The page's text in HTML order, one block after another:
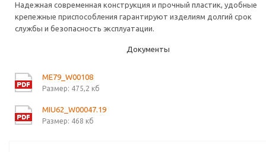
Надежная современная конструкция и прочный пластик, удобные
крепежные приспособления гарантируют изделиям долгий срок
службы и безопасность эксплуатации.
Документы
ME79_W00108
Размер: 475,2 кб
MIU62_W00047.19
Размер: 468 кб